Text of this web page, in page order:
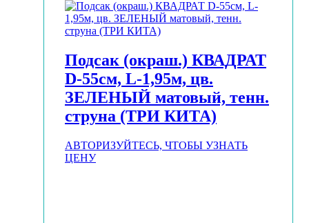
Подсак (окраш.) КВАДРАТ
D-55см, L-1,95м, цв.
ЗЕЛЕНЫЙ матовый, тенн.
струна (ТРИ КИТА)
АВТОРИЗУЙТЕСЬ, ЧТОБЫ УЗНАТЬ
ЦЕНУ